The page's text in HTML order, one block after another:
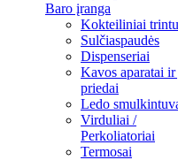
Baro įranga
Kokteiliniai
Sulčiaspaudės
Dispenseriai
Kavos aparatai ir
priedai
Ledo
Virduliai /
Perkoliatoriai
Termosai